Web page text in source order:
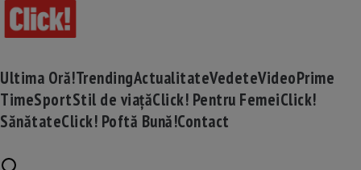
Ultima Oră!TrendingActualitateVedeteVideoPrime
TimeSportStil de viațăClick! Pentru FemeiClick!
SănătateClick! Poftă Bună!Contact